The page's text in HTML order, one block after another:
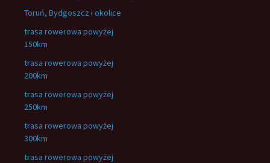
Toruń, Bydgoszcz i okolice
trasa rowerowa powyżej
150km
trasa rowerowa powyżej
200km
trasa rowerowa powyżej
250km
trasa rowerowa powyżej
300km
trasa rowerowa powyżej